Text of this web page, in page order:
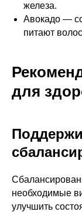
железа.
Авокадо —
питают
для
необходимые
улучшить